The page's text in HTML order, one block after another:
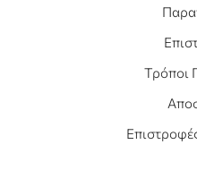
Τρόποι